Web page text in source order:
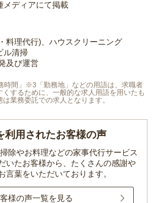
メディアにて掲載
料理代行)、ハウスクリーニング
ル清掃
及び運営
時間」※3「勤務地」などの用語は、求職者
くするために、一般的な求人用語を用いたも
業務委託での求人となります。
利用されたお客様の声
除やお料理などの家事代行サービス
いたお客様から、 たくさんの感謝や
言葉をいただいております。
様の声一覧を見る